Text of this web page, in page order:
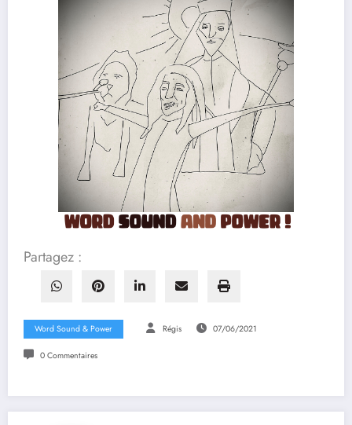
Partagez :
Word Sound & Power Régis 07/06/2021
0 Commentaires